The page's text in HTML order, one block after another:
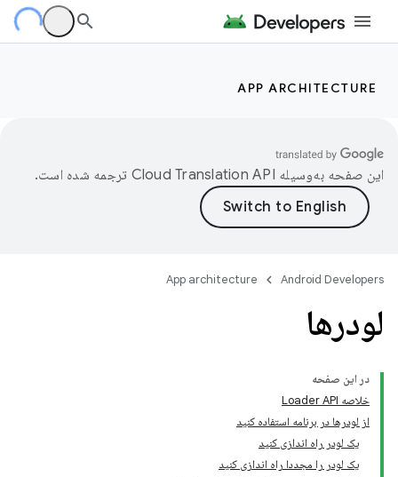
APP ARCHITECTURE
این صفحه به‌وسیله ترجمه شده است.
Android Developers
App architecture
لودرها
در این صفحه
خلاصه Loader API
از لودرها در برنامه استفاده کنید
یک لودر راه اندازی کنید
یک لودر را مجددا راه اندازی کنید